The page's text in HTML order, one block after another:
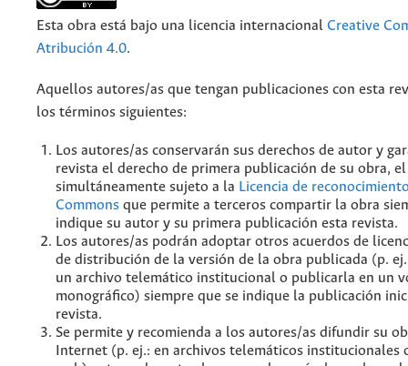
Esta obra está bajo una licencia internacional Creative
Atribución 4.0.
Aquellos autores/as que tengan publicaciones con esta
los términos siguientes:
Los autores/as conservarán sus derechos de autor y
revista el derecho de primera publicación de su obra,
simultáneamente sujeto a la Licencia de
Commons que permite a terceros compartir la obra
indique su autor y su primera publicación esta revista.
Los autores/as podrán adoptar otros acuerdos de
de distribución de la versión de la obra publicada (p.
un archivo telemático institucional o publicarla en un
monográfico) siempre que se indique la publicación
revista.
Se permite y recomienda a los autores/as difundir su
Internet (p. ej.: en archivos telemáticos institucionales